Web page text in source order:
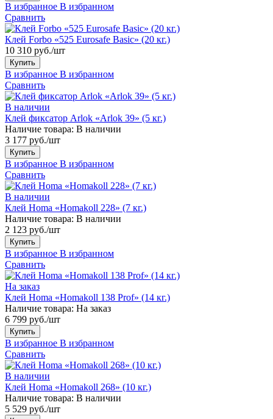
В избранное В избранном
Сравнить
Клей Forbo «525 Eurosafe Basic» (20 кг.)
10 310 руб./шт
Купить
В избранное В избранном
Сравнить
В наличии
Клей фиксатор Arlok «Arlok 39» (5 кг.)
Наличие товара: В наличии
3 177 руб./шт
Купить
В избранное В избранном
Сравнить
В наличии
Клей Homa «Homakoll 228» (7 кг.)
Наличие товара: В наличии
2 123 руб./шт
Купить
В избранное В избранном
Сравнить
На заказ
Клей Homa «Homakoll 138 Prof» (14 кг.)
Наличие товара: На заказ
6 799 руб./шт
Купить
В избранное В избранном
Сравнить
В наличии
Клей Homa «Homakoll 268» (10 кг.)
Наличие товара: В наличии
5 529 руб./шт